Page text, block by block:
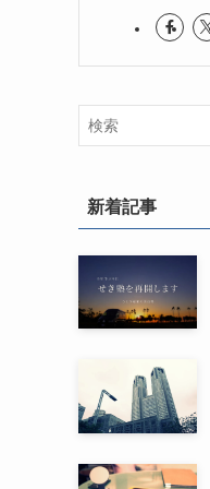
新着記事